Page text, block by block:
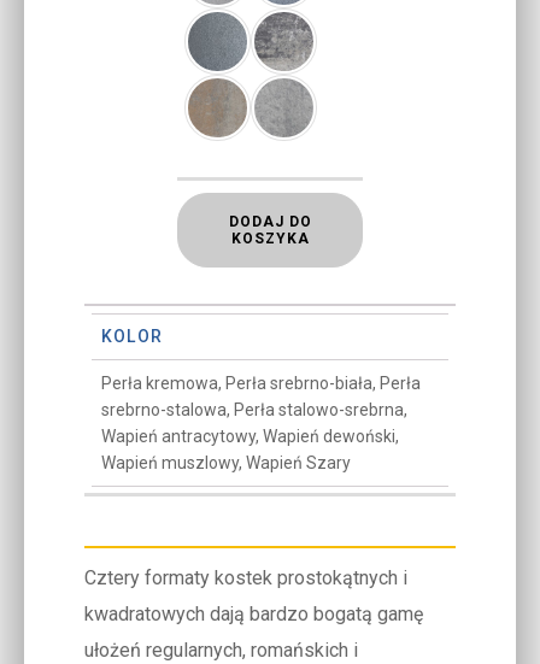
DODAJ DO
KOSZYKA
KOLOR
Perła kremowa, Perła srebrno-biała, Perła
srebrno-stalowa, Perła stalowo-srebrna,
Wapień antracytowy, Wapień dewoński,
Wapień muszlowy, Wapień Szary
Cztery formaty kostek prostokątnych i
kwadratowych dają bardzo bogatą gamę
ułożeń regularnych, romańskich i